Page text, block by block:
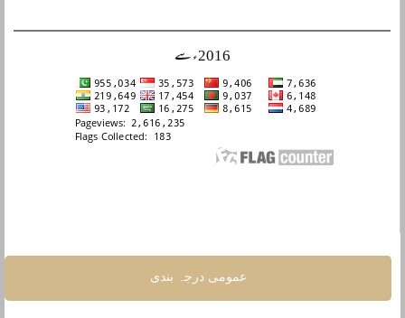
2016ء سے
عمومی درجہ بندی